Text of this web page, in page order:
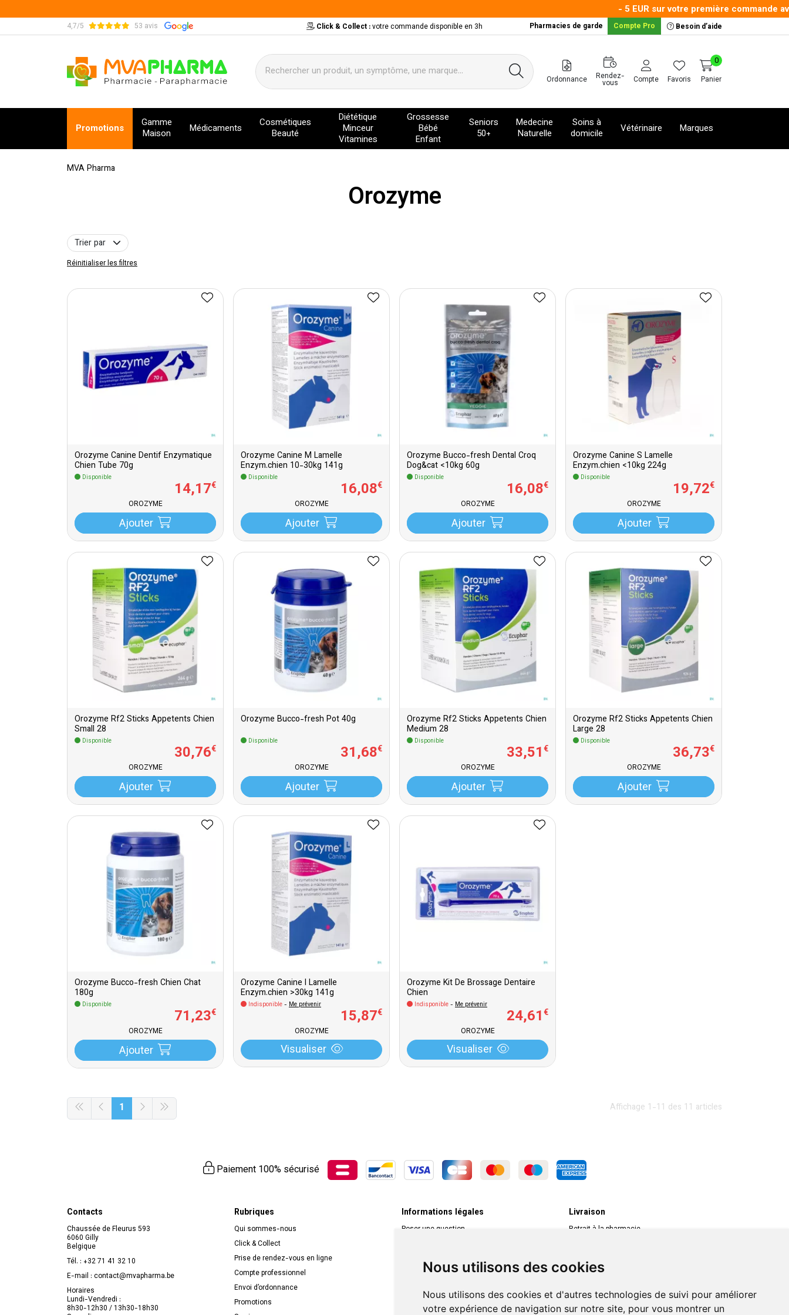
Nous utilisons des cookies
Nous utilisons des cookies et d'autres technologies de suivi pour améliorer
votre expérience de navigation sur notre site, pour vous montrer un
- 5 EUR sur votre première commande
4,7/5 53 avis Click & Collect :votre commande disponible en 3h Pharmacies de garde Compte Pro Besoin d’aide
MVA Pharma Votre pharmacie en ligne à votre service Ordonnance Rendez-
vous Compte Favoris Panier
0
Promotions
Gamme
Maison
Médicaments
Cosmétiques
Beauté
Diététique
Minceur
Vitamines
Grossesse
Bébé
Enfant
Seniors
50+
Medecine
Naturelle
Soins à
domicile
Vétérinaire Marques
MVA Pharma
Orozyme
Trier par
Réinitialiser les filtres
Orozyme Canine Dentif Enzymatique
Chien Tube 70g
Disponible
14,17€
OROZYME
Ajouter
Orozyme Canine M Lamelle
Enzym.chien 10-30kg 141g
Disponible
16,08€
OROZYME
Ajouter
Orozyme Bucco-fresh Dental Croq
Dog&cat <10kg 60g
Disponible
16,08€
OROZYME
Ajouter
Orozyme Canine S Lamelle
Enzym.chien <10kg 224g
Disponible
19,72€
OROZYME
Ajouter
Orozyme Rf2 Sticks Appetents Chien
Small 28
Disponible
30,76€
OROZYME
Ajouter
Orozyme Bucco-fresh Pot 40g
Disponible
31,68€
OROZYME
Ajouter
Orozyme Rf2 Sticks Appetents Chien
Medium 28
Disponible
33,51€
OROZYME
Ajouter
Orozyme Rf2 Sticks Appetents Chien
Large 28
Disponible
36,73€
OROZYME
Ajouter
Orozyme Bucco-fresh Chien Chat
180g
Disponible
71,23€
OROZYME
Ajouter
Orozyme Canine l Lamelle
Enzym.chien >30kg 141g
Indisponible - Me prévenir
15,87€
OROZYME
Visualiser
Orozyme Kit De Brossage Dentaire
Chien
Indisponible - Me prévenir
24,61€
OROZYME
Visualiser
Affichage 1-11 des 11 articles
1
Paiement 100% sécurisé
Contacts
Chaussée de Fleurus 593
6060 Gilly
Belgique
Tél. : +32 71 41 32 10
E-mail : contact@mvapharma.be
Horaires
Lundi-Vendredi :
8h30-12h30 / 13h30-18h30
Rubriques
Qui sommes-nous
Click & Collect
Prise de rendez-vous en ligne
Compte professionnel
Envoi d’ordonnance
Promotions
Informations légales
Poser une question
Livraison
Retrait à la pharmacie
Livraison dans un Point Relais